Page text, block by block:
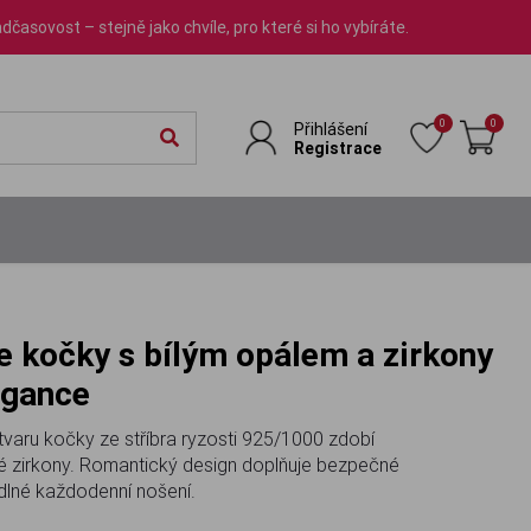
– stejně jako chvíle, pro které si ho vybíráte.
Přihlášení
Registrace
0 0
kočky ze stříbra ryzosti 925/1000 zdobí
zirkony. Romantický design doplňuje bezpečné
každodenní nošení.